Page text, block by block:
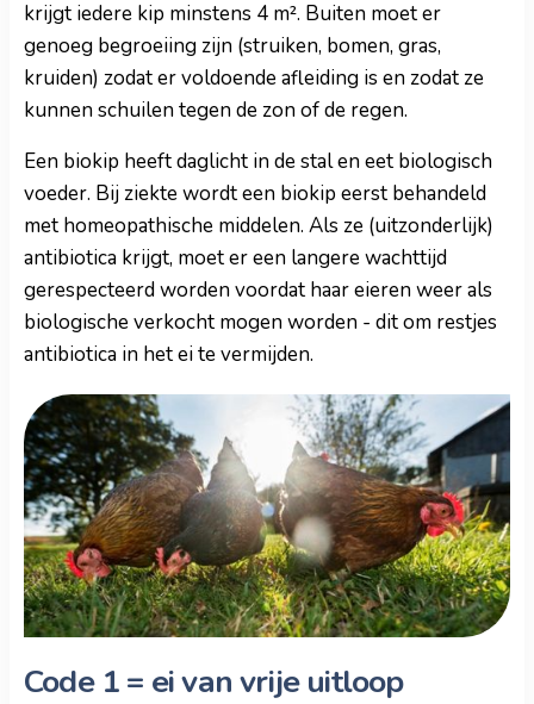
krijgt iedere kip minstens 4 m². Buiten moet er
genoeg begroeiing zijn (struiken, bomen, gras,
kruiden) zodat er voldoende afleiding is en zodat ze
kunnen schuilen tegen de zon of de regen.
Een biokip heeft daglicht in de stal en eet biologisch
voeder. Bij ziekte wordt een biokip eerst behandeld
met homeopathische middelen. Als ze (uitzonderlijk)
antibiotica krijgt, moet er een langere wachttijd
gerespecteerd worden voordat haar eieren weer als
biologische verkocht mogen worden - dit om restjes
antibiotica in het ei te vermijden.
Code 1 = ei van vrije uitloop